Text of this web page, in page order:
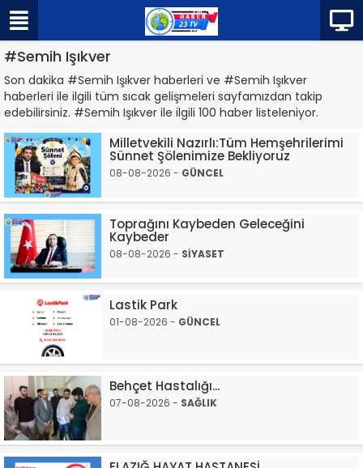
#Semih Işıkver
Son dakika #Semih Işıkver haberleri ve #Semih Işıkver
haberleri ile ilgili tüm sıcak gelişmeleri sayfamızdan takip
edebilirsiniz. #Semih Işıkver ile ilgili 100 haber listeleniyor.
Milletvekili Nazırlı:Tüm Hemşehrilerimi
Sünnet Şölenimize Bekliyoruz
08-08-2026 - GÜNCEL
Toprağını Kaybeden Geleceğini
Kaybeder
08-08-2026 - SİYASET
Lastik Park
01-08-2026 - GÜNCEL
Behçet Hastalığı...
07-08-2026 - SAĞLIK